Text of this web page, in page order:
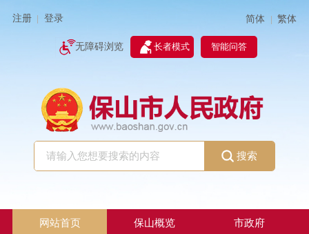
注册 登录 简体 | 繁体
无障碍浏览 长者模式 智能问答
搜索
网站首页 保山概览 市政府